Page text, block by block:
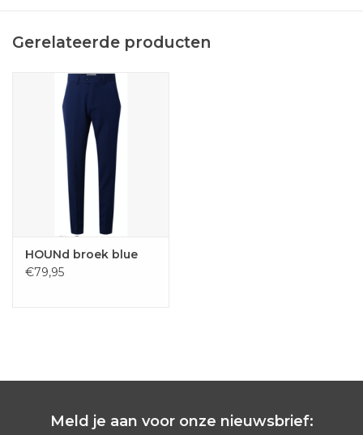
Gerelateerde producten
HOUNd broek blue
€79,95
Meld je aan voor onze nieuwsbrief: